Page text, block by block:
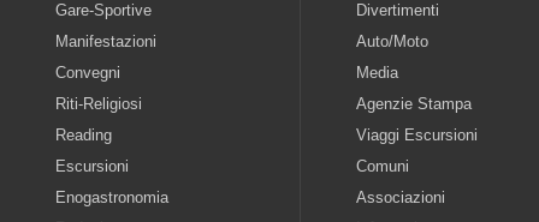
Gare-Sportive
Manifestazioni
Convegni
Riti-Religiosi
Reading
Escursioni
Enogastronomia
Divertimenti
Auto/Moto
Media
Agenzie Stampa
Viaggi Escursioni
Comuni
Associazioni